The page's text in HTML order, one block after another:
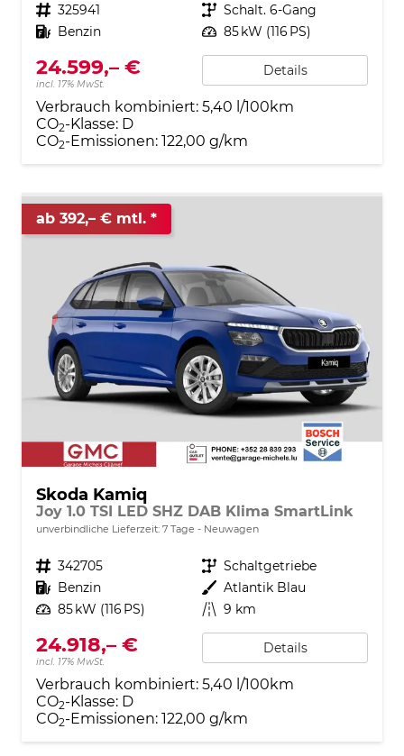
Fahrzeugnr. 325941 Getriebe Schalt. 6-Gang
Kraftstoff Benzin Leistung 85 kW (116 PS)
24.599,– €
incl. 17% MwSt.
Details
Verbrauch kombiniert: 5,40 l/100km
CO2-Klasse: D
CO2-Emissionen: 122,00 g/km
ab 392,– € mtl.
Skoda Kamiq
Joy 1.0 TSI LED SHZ DAB Klima SmartLink
unverbindliche Lieferzeit: 7 Tage Neuwagen
Fahrzeugnr. 342705 Getriebe Schaltgetriebe
Kraftstoff Benzin Außenfarbe Atlantik Blau
Leistung 85 kW (116 PS) Kilometerstand 9 km
24.918,– €
incl. 17% MwSt.
Details
Verbrauch kombiniert: 5,40 l/100km
CO2-Klasse: D
CO2-Emissionen: 122,00 g/km